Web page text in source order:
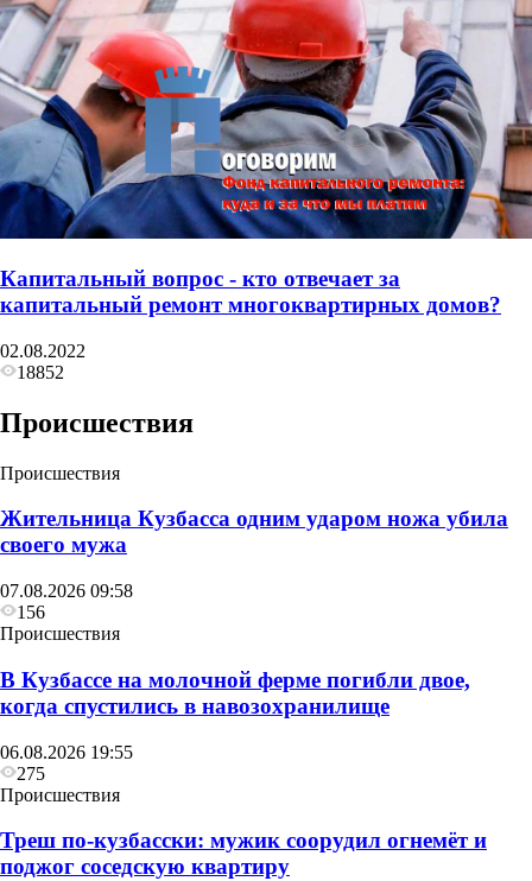
Капитальный вопрос - кто отвечает за
капитальный ремонт многоквартирных домов?
02.08.2022
18852
Происшествия
Происшествия
Жительница Кузбасса одним ударом ножа убила
своего мужа
07.08.2026 09:58
156
Происшествия
В Кузбассе на молочной ферме погибли двое,
когда спустились в навозохранилище
06.08.2026 19:55
275
Происшествия
Треш по-кузбасски: мужик соорудил огнемёт и
поджог соседскую квартиру